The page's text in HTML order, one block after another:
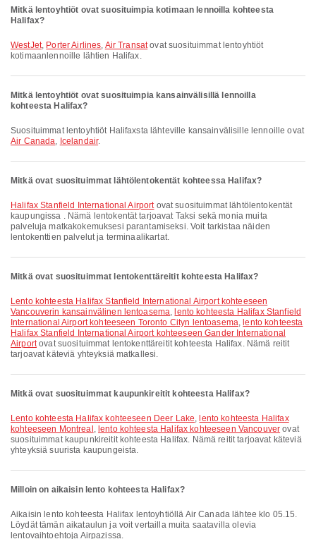
Mitkä lentoyhtiöt ovat suosituimpia kotimaan lennoilla kohteesta
Halifax?
WestJet, Porter Airlines, Air Transatovat suosituimmat lentoyhtiöt
kotimaanlennoille lähtien Halifax.
Mitkä lentoyhtiöt ovat suosituimpia kansainvälisillä lennoilla
kohteesta Halifax?
Suosituimmat lentoyhtiöt Halifaxsta lähteville kansainvälisille lennoille ovat
Air Canada, Icelandair.
Mitkä ovat suosituimmat lähtölentokentät kohteessa Halifax?
Halifax Stanfield International Airportovat suosituimmat lähtölentokentät
kaupungissa . Nämä lentokentät tarjoavat Taksi sekä monia muita
palveluja matkakokemuksesi parantamiseksi. Voit tarkistaa näiden
lentokenttien palvelut ja terminaalikartat.
Mitkä ovat suosituimmat lentokenttäreitit kohteesta Halifax?
lento kohteesta Halifax Stanfield International Airport kohteeseen
Vancouverin kansainvälinen lentoasema, lento kohteesta Halifax Stanfield
International Airport kohteeseen Toronto Cityn lentoasema, lento kohteesta
Halifax Stanfield International Airport kohteeseen Gander International
Airportovat suosituimmat lentokenttäreitit kohteesta Halifax. Nämä reitit
tarjoavat käteviä yhteyksiä matkallesi.
Mitkä ovat suosituimmat kaupunkireitit kohteesta Halifax?
lento kohteesta Halifax kohteeseen Deer Lake, lento kohteesta Halifax
kohteeseen Montreal , lento kohteesta Halifax kohteeseen Vancouver ovat
suosituimmat kaupunkireitit kohteesta Halifax. Nämä reitit tarjoavat käteviä
yhteyksiä suurista kaupungeista.
Milloin on aikaisin lento kohteesta Halifax?
Aikaisin lento kohteesta Halifax lentoyhtiöllä Air Canada lähtee klo 05.15.
Löydät tämän aikataulun ja voit vertailla muita saatavilla olevia
lentovaihtoehtoja Airpazissa.